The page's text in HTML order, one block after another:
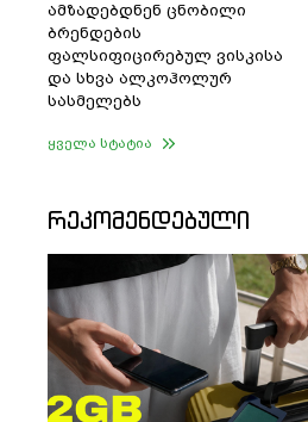
ამზადებდნენ ცნობილი
ბრენდების
ფალსიფიცირებულ ვისკისა
და სხვა ალკოჰოლურ
სასმელებს
ყველა სტატია
ᲠᲔᲙᲝᲛᲔᲜᲓᲔᲑᲣᲚᲘ